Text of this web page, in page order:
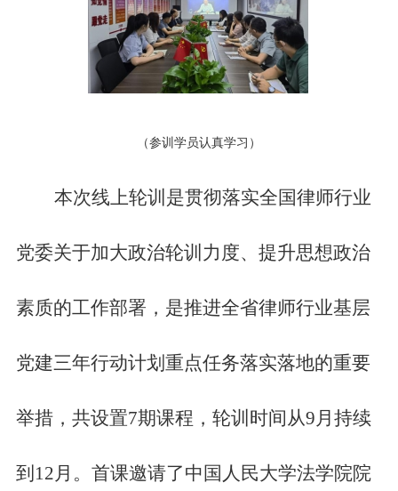
（参训学员认真学习）
本次线上轮训是贯彻落实全国律师行业
党委关于加大政治轮训力度、提升思想政治
素质的工作部署，是推进全省律师行业基层
党建三年行动计划重点任务落实落地的重要
举措，共设置7期课程，轮训时间从9月持续
到12月。首课邀请了中国人民大学法学院院